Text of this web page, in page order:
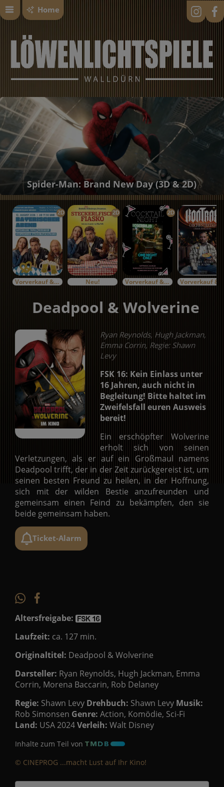
Home
Spider-Man: Brand New Day (3D & 2D)
2D
Vorverkauf & Specials
2D
Neu!
2D
Vorverkauf & Specials
Deadpool & Wolverine
Ryan Reynolds, Hugh Jackman,
Emma Corrin, Regie: Shawn
Levy
FSK 16: Kein Einlass unter
16 Jahren, auch nicht in
Begleitung! Bitte haltet im
Zweifelsfall euren Ausweis
bereit!
Ein erschöpfter Wolverine
erholt sich von seinen
Verletzungen, als er auf ein Großmaul namens
Deadpool trifft, der in der Zeit zurückgereist ist, um
seinen besten Freund zu heilen, in der Hoffnung,
sich mit der wilden Bestie anzufreunden und
gemeinsam einen Feind zu bekämpfen, den sie
beide gemeinsam haben.
Ticket-Alarm
Altersfreigabe:
Laufzeit: ca. 127 min.
Originaltitel: Deadpool & Wolverine
Darsteller: Ryan Reynolds, Hugh Jackman, Emma
Corrin, Morena Baccarin, Rob Delaney
Regie: Shawn Levy Drehbuch: Shawn Levy Musik:
Rob Simonsen Genre: Action, Komödie, Sci-Fi
Land: USA 2024Verleih: Walt Disney
Inhalte zum Teil von
© CINEPROG ...macht Lust auf Ihr Kino!